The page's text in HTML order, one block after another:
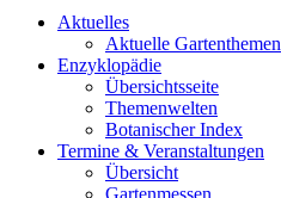
Aktuelles
Aktuelle Gartenthemen
Enzyklopädie
Übersichtsseite
Themenwelten
Botanischer Index
Termine & Veranstaltungen
Übersicht
Gartenmessen